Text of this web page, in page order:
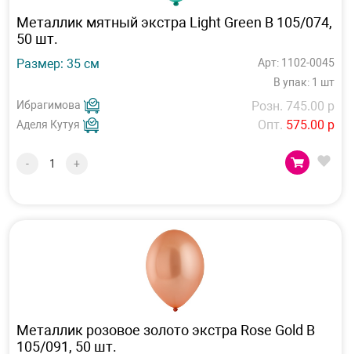
Металлик мятный экстра Light Green В 105/074,
50 шт.
Размер: 35 см
Арт: 1102-0045
В упак: 1 шт
Ибрагимова
Аделя Кутуя
Розн. 745.00 р
Опт. 575.00 р
- +
Металлик розовое золото экстра Rose Gold В
105/091, 50 шт.